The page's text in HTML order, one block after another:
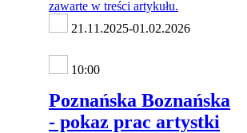
21.11.2025-01.02.2026
10:00
Poznańska Boznańska
- pokaz prac artystki